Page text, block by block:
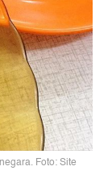
Foto: Site